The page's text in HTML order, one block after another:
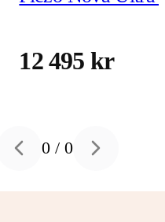
12 495 kr
Previous slide
0 /0 Next slide